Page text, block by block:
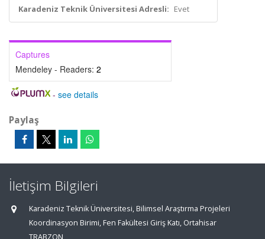
Karadeniz Teknik Üniversitesi Adresli: Evet
Captures
Mendeley - Readers: 2
- see details
Paylaş
İletişim Bilgileri
Karadeniz Teknik Üniversitesi, Bilimsel Araştırma Projeleri
Koordinasyon Birimi, Fen Fakültesi Giriş Katı, Ortahisar
TRABZON